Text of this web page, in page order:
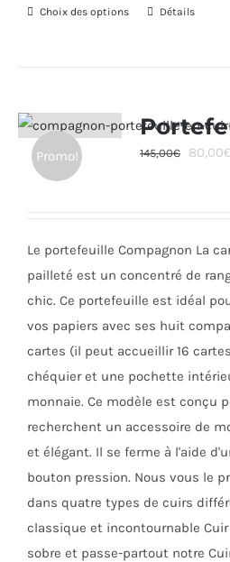
Choix des options
Ce
variations.
Les
page
du
produit
Détails
Promo! 145,00€
Le
80,00
Le portefeuille Compagnon La
pailleté est un concentré de
chic. Ce portefeuille est idéal
vos papiers avec ses huit
cartes (il peut accueillir 16
chéquier et une pochette
monnaie. Ce modèle est conçu
recherchent un accessoire de
et élégant. Il se ferme à l'aide
bouton pression. Nous vous le
dans quatre types de cuirs
classique et incontournable
sobre et passe-partout notre